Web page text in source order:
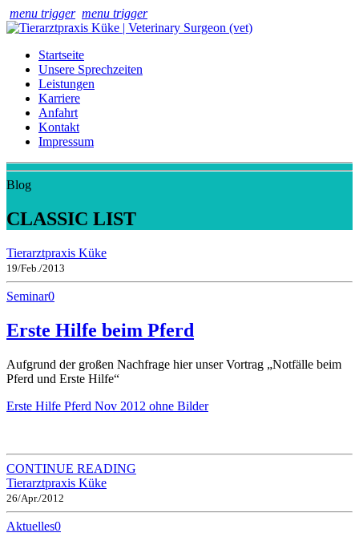
menu trigger menu trigger
Startseite
Unsere Sprechzeiten
Leistungen
Karriere
Anfahrt
Kontakt
Impressum
Blog
CLASSIC LIST
Tierarztpraxis Küke
19/Feb./2013
Seminar0
Erste Hilfe beim Pferd
Aufgrund der großen Nachfrage hier unser Vortrag „Notfälle beim
Pferd und Erste Hilfe“
Erste Hilfe Pferd Nov 2012 ohne Bilder
CONTINUE READING
Tierarztpraxis Küke
26/Apr./2012
Aktuelles0